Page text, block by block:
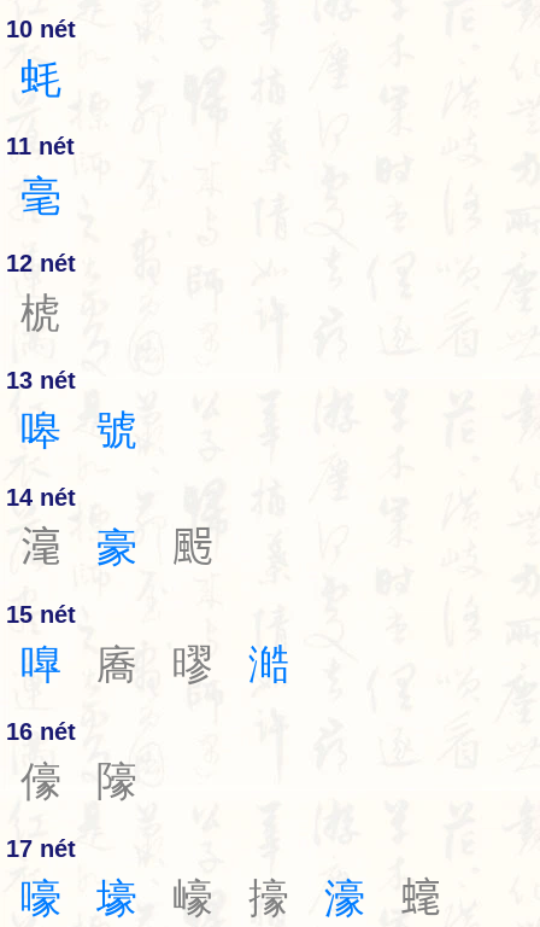
10 nét
蚝
11 nét
毫
12 nét
椃
13 nét
嗥 號
14 nét
𣻼 豪 𩖸
15 nét
嘷 㢗 㬔 澔
16 nét
儫 䧫
17 nét
嚎 壕 㠙 㩝 濠 𧐢